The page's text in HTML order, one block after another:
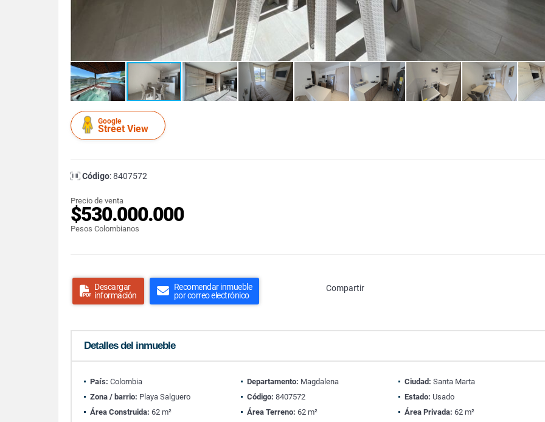
Google
Street View
Código: 8407572
Precio de venta
$530.000.000
Pesos Colombianos
Descargar
información
Recomendar inmueble
por correo electrónico
Compartir
Detalles del inmueble
País: Colombia Departamento: Magdalena Ciudad: Santa Marta
Zona / barrio: Playa Salguero Código: 8407572 Estado: Usado
Área Construida: 62 m² Área Terreno: 62 m² Área Privada: 62 m²